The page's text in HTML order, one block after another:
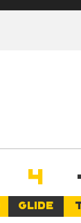
4
GLIDE